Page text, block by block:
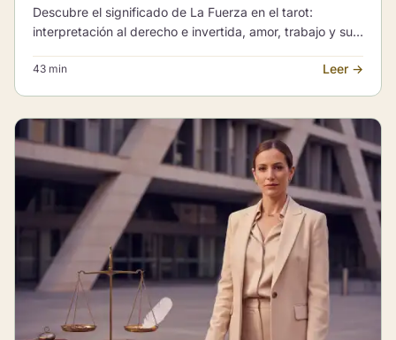
Descubre el significado de La Fuerza en el tarot:
interpretación al derecho e invertida, amor, trabajo y sus
43 min Leer →